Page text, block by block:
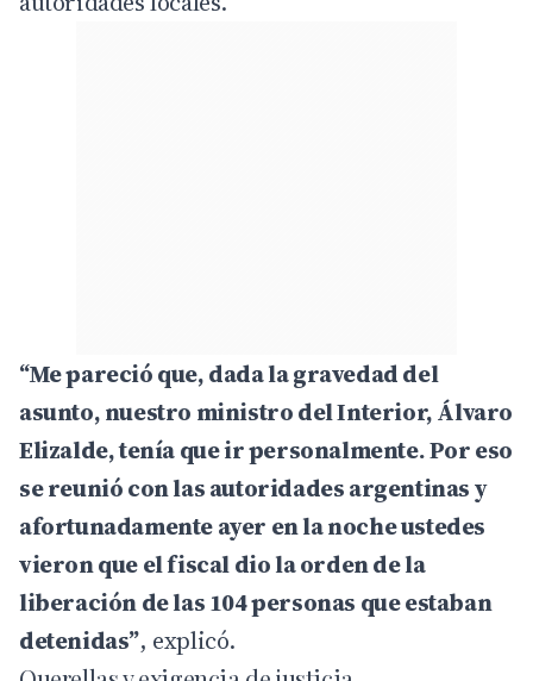
“Me pareció que, dada la gravedad del
asunto, nuestro ministro del Interior, Álvaro
Elizalde, tenía que ir personalmente. Por eso
se reunió con las autoridades argentinas y
afortunadamente ayer en la noche ustedes
vieron que el fiscal dio la orden de la
liberación de las 104 personas que estaban
detenidas”, explicó.